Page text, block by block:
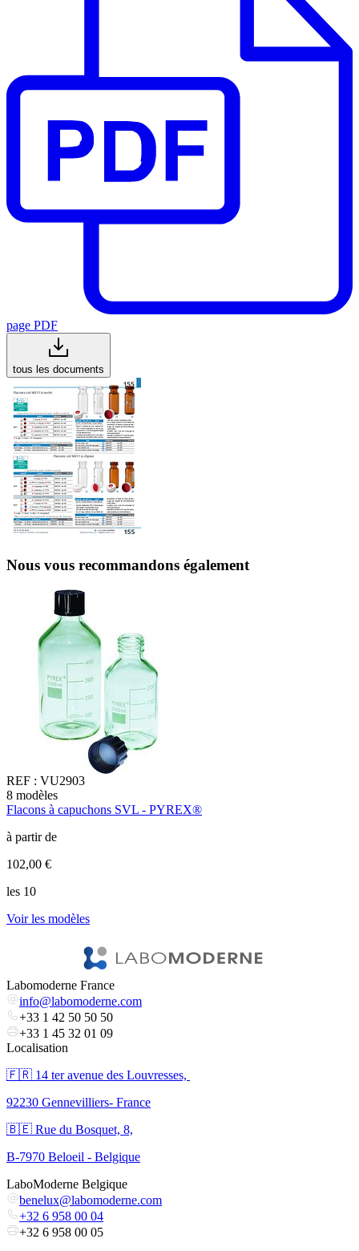
page PDF
tous les documents
Nous vous recommandons également
REF : VU2903
8 modèles
Flacons à capuchons SVL - PYREX®
à partir de
102,00 €
les 10
Voir les modèles
Labomoderne France
info@labomoderne.com
+33 1 42 50 50 50
+33 1 45 32 01 09
Localisation
🇫🇷 ​14 ter avenue des Louvresses,
92230 Gennevilliers- France
🇧🇪 Rue du Bosquet, 8,
B-7970 Beloeil - Belgique
LaboModerne Belgique
benelux@labomoderne.com
+32 6 958 00 04
+32 6 958 00 05